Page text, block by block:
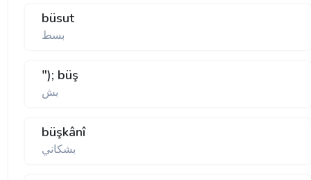
büsut
بسط
"); büş
بش
büşkânî
بشكاني